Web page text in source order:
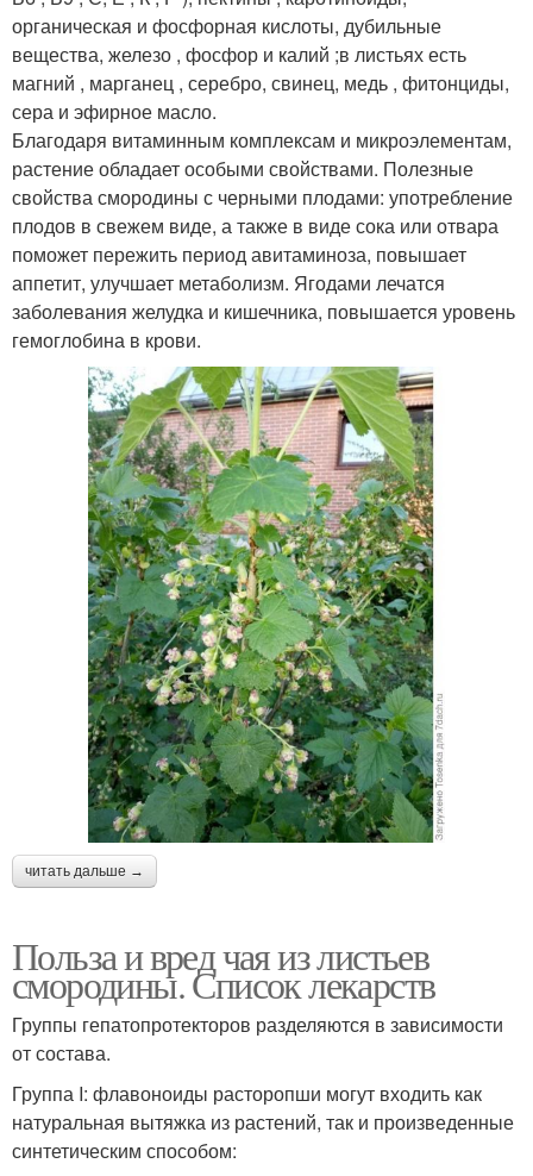
органическая и фосфорная кислоты, дубильные
вещества, железо , фосфор и калий ;в листьях есть
магний , марганец , серебро, свинец, медь , фитонциды,
сера и эфирное масло.
Благодаря витаминным комплексам и микроэлементам,
растение обладает особыми свойствами. Полезные
свойства смородины с черными плодами: употребление
плодов в свежем виде, а также в виде сока или отвара
поможет пережить период авитаминоза, повышает
аппетит, улучшает метаболизм. Ягодами лечатся
заболевания желудка и кишечника, повышается уровень
гемоглобина в крови.
читать дальше →
Польза и вред чая из листьев
смородины. Список лекарств
Группы гепатопротекторов разделяются в зависимости
от состава.
Группа I: флавоноиды расторопши могут входить как
натуральная вытяжка из растений, так и произведенные
синтетическим способом: